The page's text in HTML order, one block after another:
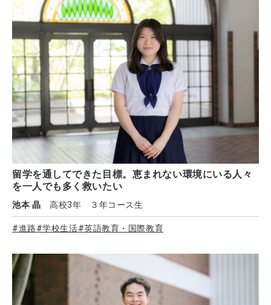
留学を通してできた目標。恵まれない環境にいる人々
を一人でも多く救いたい
池本 晶 高校3年 ３年コース生
#進路#学校生活#英語教育・国際教育